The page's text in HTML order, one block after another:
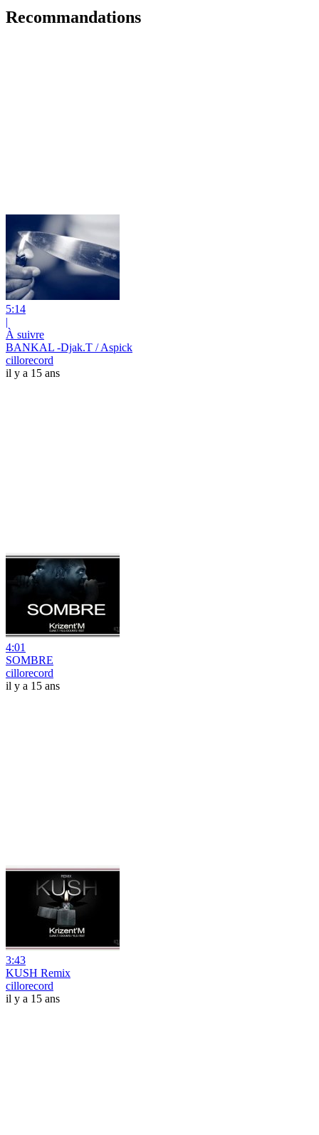
Recommandations
5:14
|
À suivre
BANKAL -Djak.T / Aspick
cillorecord
il y a 15 ans
4:01
SOMBRE
cillorecord
il y a 15 ans
3:43
KUSH Remix
cillorecord
il y a 15 ans